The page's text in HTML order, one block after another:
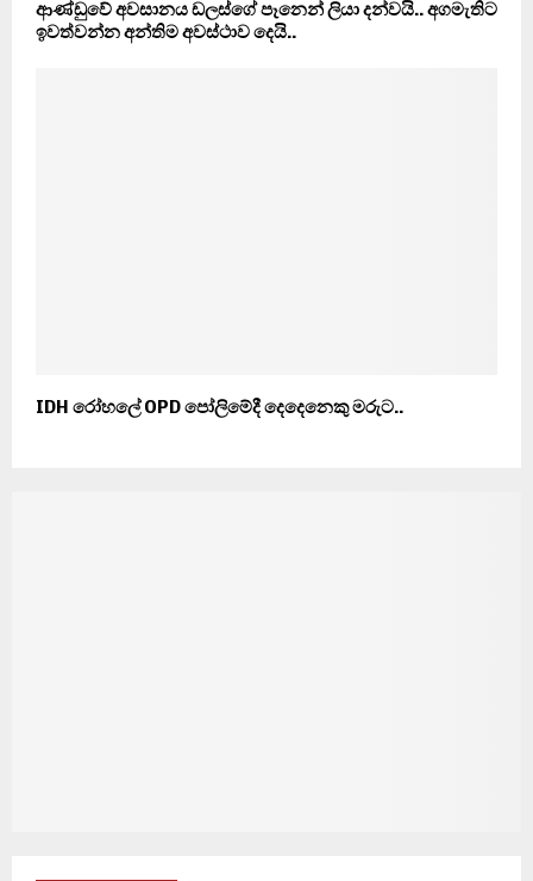
ආණ්ඩුවේ අවසානය ඩලස්ගේ පෑනෙන් ලියා දන්වයි.. අගමැතිට
ඉවත්වන්න අන්තිම අවස්ථාව දෙයි..
IDH රෝහලේ OPD පෝලිමේදී දෙදෙනෙකු මරුට..